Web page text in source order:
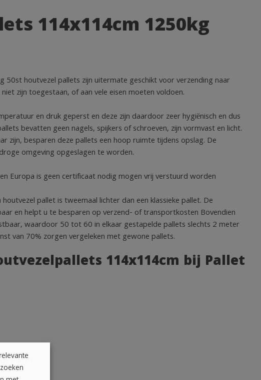
114x114cm 1250kg
50st houtvezel pallets zijn uitermate geschikt voor verzending naar
zijn toegestaan, of aan vele eisen moeten voldoen.
en druk geperst en deze zijn daardoor zeer hygiënisch en dus
bevatten geen nagels, spijkers of schroeven, zijn vormvast en licht.
zijn, besparen deze pallets een hoop ruimte tijdens opslag. De
omgeving opgeslagen te worden.
Europa is geen certificaat nodig mogen vrij verstuurd worden
pallet is tweemaal lichter dan een klassieke pallet. De
en helpt u te besparen op verzend- of transportkosten Bovendien
waardoor 50 tot 60 in elkaar gestapelde pallets slechts 2 meter
van 70% zorgen vergeleken met gewone pallets.
114x114cm bij Pallet
maten.